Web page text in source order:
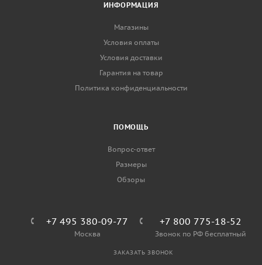
ИНФОРМАЦИЯ
Магазины
Условия оплаты
Условия доставки
Гарантия на товар
Политика конфиденциальности
ПОМОЩЬ
Вопрос-ответ
Размеры
Обзоры
+7 495 380-09-77
Москва
+7 800 775-18-52
Звонок по РФ бесплатный
ЗАКАЗАТЬ ЗВОНОК